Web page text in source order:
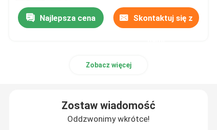
Węglowa stal U Channel
Najlepsza cena Skontaktuj się z
Zobacz więcej
Zostaw wiadomość
Oddzwonimy wkrótce!